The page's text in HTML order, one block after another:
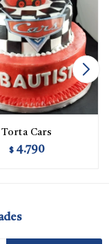
Torta Cars
$ 4.790